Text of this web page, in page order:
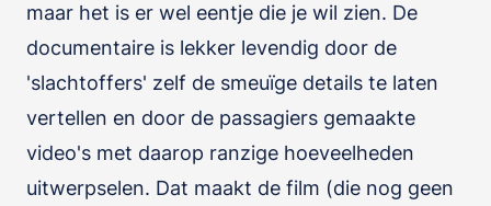
maar het is er wel eentje die je wil zien. De
documentaire is lekker levendig door de
'slachtoffers' zelf de smeuïge details te laten
vertellen en door de passagiers gemaakte
video's met daarop ranzige hoeveelheden
uitwerpselen. Dat maakt de film (die nog geen